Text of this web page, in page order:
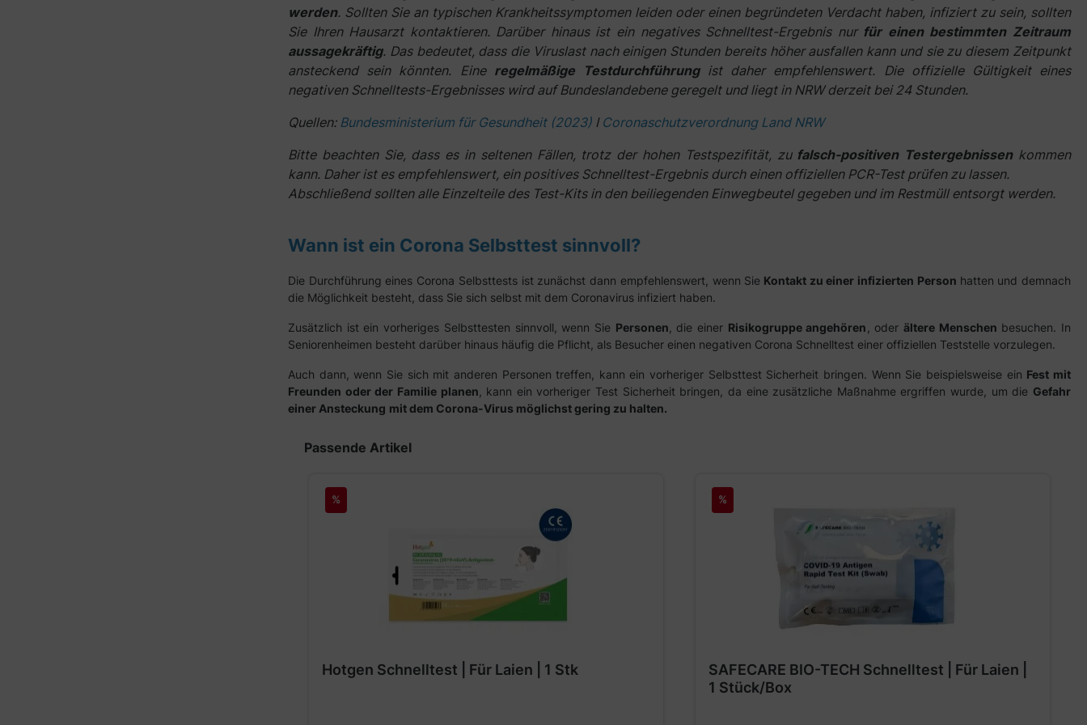
werden. Sollten Sie an typischen Krankheitssymptomen leiden oder einen begründeten Verdacht haben, infiziert zu sein, sollten
Sie Ihren Hausarzt kontaktieren. Darüber hinaus ist ein negatives Schnelltest-Ergebnis nurfür einen bestimmten Zeitraum
aussagekräftig. Das bedeutet, dass die Viruslast nach einigen Stunden bereits höher ausfallen kann und sie zu diesem Zeitpunkt
ansteckend sein könnten. Eine regelmäßige Testdurchführungist daher empfehlenswert. Die offizielle Gültigkeit eines
negativen Schnelltests-Ergebnisses wird auf Bundeslandebene geregelt und liegt in NRW derzeit bei 24 Stunden.
Quellen: Bundesministerium für Gesundheit (2023) I Coronaschutzverordnung Land NRW
Bitte beachten Sie, dass es in seltenen Fällen, trotz der hohen Testspezifität, zufalsch-positiven Testergebnissen kommen
kann. Daher ist es empfehlenswert, ein positives Schnelltest-Ergebnis durch einen offiziellen PCR-Test prüfen zu lassen.
Abschließend sollten alle Einzelteile des Test-Kits in den beiliegenden Einwegbeutel gegeben und im Restmüll entsorgt werden.
Wann ist ein Corona Selbsttest sinnvoll?
Die Durchführung eines Corona Selbsttests ist zunächst dann empfehlenswert, wenn Sie Kontakt zu einer infizierten Person hatten und demnach
die Möglichkeit besteht, dass Sie sich selbst mit dem Coronavirus infiziert haben.
Zusätzlich ist ein vorheriges Selbsttesten sinnvoll, wenn Sie Personen , die einer Risikogruppe angehören , oder ältere Menschen besuchen. In
Seniorenheimen besteht darüber hinaus häufig die Pflicht, als Besucher einen negativen Corona Schnelltest einer offiziellen Teststelle vorzulegen.
Auch dann, wenn Sie sich mit anderen Personen treffen, kann ein vorheriger Selbsttest Sicherheit bringen. Wenn Sie beispielsweise ein Fest mit
Freunden oder der Familie planen , kann ein vorheriger Test Sicherheit bringen, da eine zusätzliche Maßnahme ergriffen wurde, um die Gefahr
einer Ansteckung mit dem Corona-Virus möglichst gering zu halten.
Produktgalerie überspringen
Passende Artikel
%
Hotgen Schnelltest | Für Laien | 1 Stk
%
SAFECARE BIO-TECH Schnelltest | Für Laien |
1 Stück/Box